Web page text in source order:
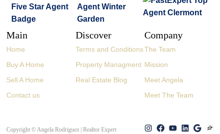
Main
Home
Buy A Home
Sell A Home
Contact us
Discover
Terms and Conditions
Property Managment
Real Estate Blog
Company
The Team
Mission
Meet Angela
Meet The Team
Copyright © Angela Rodriguez | Realtor Expert